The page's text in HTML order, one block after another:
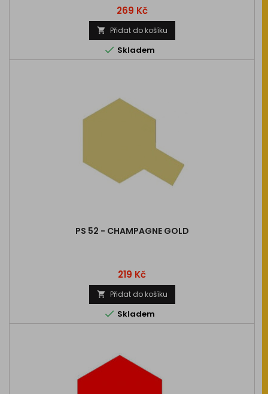
Cena
269 Kč
 Přidat do košíku
 Skladem
PS 52 - CHAMPAGNE GOLD
Cena
219 Kč
 Přidat do košíku
 Skladem